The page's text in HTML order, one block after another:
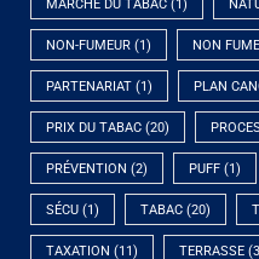
MARCHÉ DU TABAC(1)
NON-FUMEUR(1) NON
PARTENARIAT(1) PLAN
PRIX DU TABAC(20) PROCES
PRÉVENTION (2) PUFF(1)
SÉCU(1) TABAC(20)
TAXATION (11) TERRASSE